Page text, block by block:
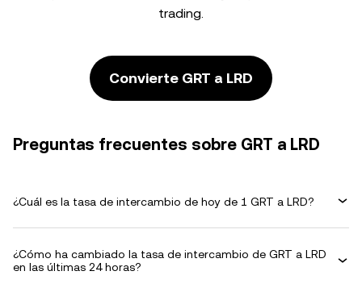
trading.
Convierte GRT a LRD
Preguntas frecuentes sobre GRT a LRD
¿Cuál es la tasa de intercambio de hoy de 1 GRT a LRD?
¿Cómo ha cambiado la tasa de intercambio de GRT a LRD
en las últimas 24 horas?